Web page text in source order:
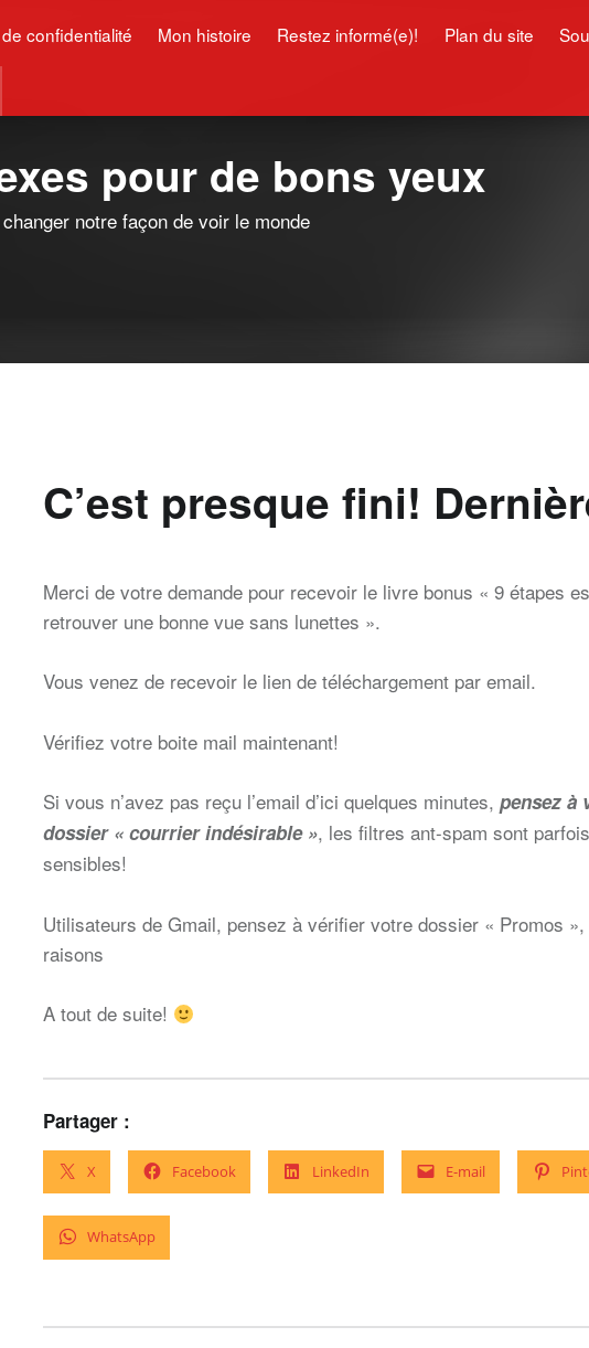
confidentialité Mon histoire Restez informé(e)! Plan du site
pour de bons yeux
notre façon de voir le monde
C’est presque fini!
Merci de votre demande pour recevoir le livre bonus « 9 étapes
retrouver une bonne vue sans lunettes ».
Vous venez de recevoir le lien de téléchargement par email.
Vérifiez votre boite mail maintenant!
Si vous n’avez pas reçu l’email d’ici quelques minutes, pensez à
dossier « courrier indésirable », les filtres ant-spam sont
sensibles!
Utilisateurs de Gmail, pensez à vérifier votre dossier « Promos
raisons
A tout de suite!
Partager :
X Facebook LinkedIn E-mail
WhatsApp